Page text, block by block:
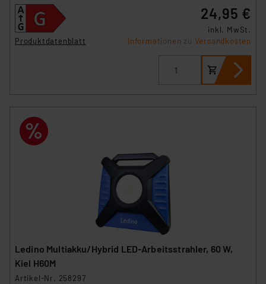
Produktdatenblatt
24,95 €
inkl. MwSt.
Informationen zu Versandkosten
Ledino Multiakku/Hybrid LED-Arbeitsstrahler, 60 W,
Kiel H60M
Artikel-Nr. 258297